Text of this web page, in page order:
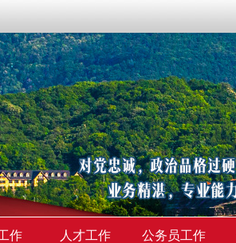
作 人才工作 公务员工作